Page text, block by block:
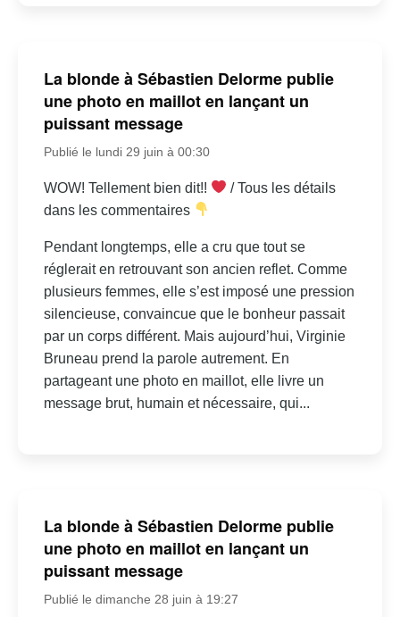
La blonde à Sébastien Delorme publie
une photo en maillot en lançant un
puissant message
Publié le lundi 29 juin à 00:30
WOW! Tellement bien dit!!
/ Tous les détails
dans les commentaires
Pendant longtemps, elle a cru que tout se
réglerait en retrouvant son ancien reflet. Comme
plusieurs femmes, elle s’est imposé une pression
silencieuse, convaincue que le bonheur passait
par un corps différent. Mais aujourd’hui, Virginie
Bruneau prend la parole autrement. En
partageant une photo en maillot, elle livre un
message brut, humain et nécessaire, qui...
La blonde à Sébastien Delorme publie
une photo en maillot en lançant un
puissant message
Publié le dimanche 28 juin à 19:27